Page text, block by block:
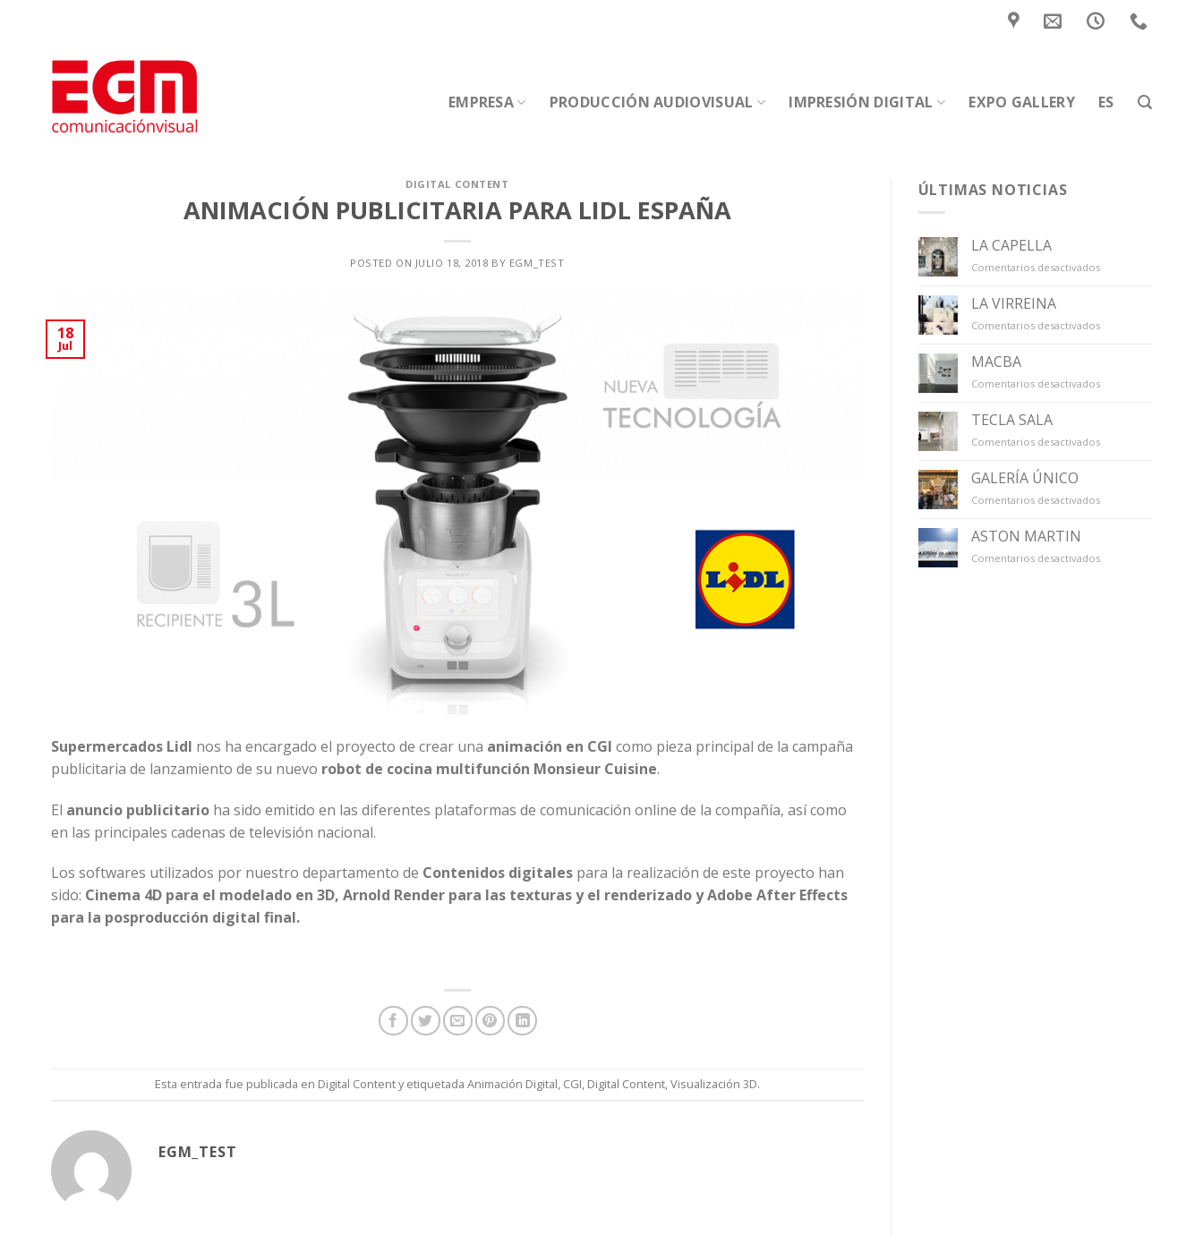
EMPRESA PRODUCCIÓN AUDIOVISUAL IMPRESIÓN DIGITAL EXPO GALLERY ES
DIGITAL CONTENT
ANIMACIÓN PUBLICITARIA PARA LIDL ESPAÑA
POSTED ON JULIO 18, 2018 BY EGM_TEST
18
Jul
Supermercados Lidl nos ha encargado el proyecto de crear una animación en CGI como pieza principal de la campaña
publicitaria de lanzamiento de su nuevo robot de cocina multifunción Monsieur Cuisine.
El anuncio publicitario ha sido emitido en las diferentes plataformas de comunicación online de la compañía, así como
en las principales cadenas de televisión nacional.
Los softwares utilizados por nuestro departamento de Contenidos digitales para la realización de este proyecto han
sido: Cinema 4D para el modelado en 3D, Arnold Render para las texturas y el renderizado y Adobe After Effects
para la posproducción digital final.
Esta entrada fue publicada en Digital Contenty etiquetada Animación Digital, CGI, Digital Content,Visualización 3D.
EGM_TEST
ÚLTIMAS NOTICIAS
LA CAPELLA
Comentarios desactivadosen
LA VIRREINA
Comentarios desactivadosen
MACBA
Comentarios desactivadosen
TECLA SALA
Comentarios desactivadosen
GALERÍA ÚNICO
Comentarios desactivadosen
ASTON MARTIN
Comentarios desactivadosen